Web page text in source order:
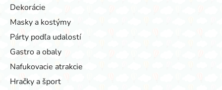
Dekorácie
Masky a kostýmy
Párty podľa udalostí
Gastro a obaly
Nafukovacie atrakcie
Hračky a šport